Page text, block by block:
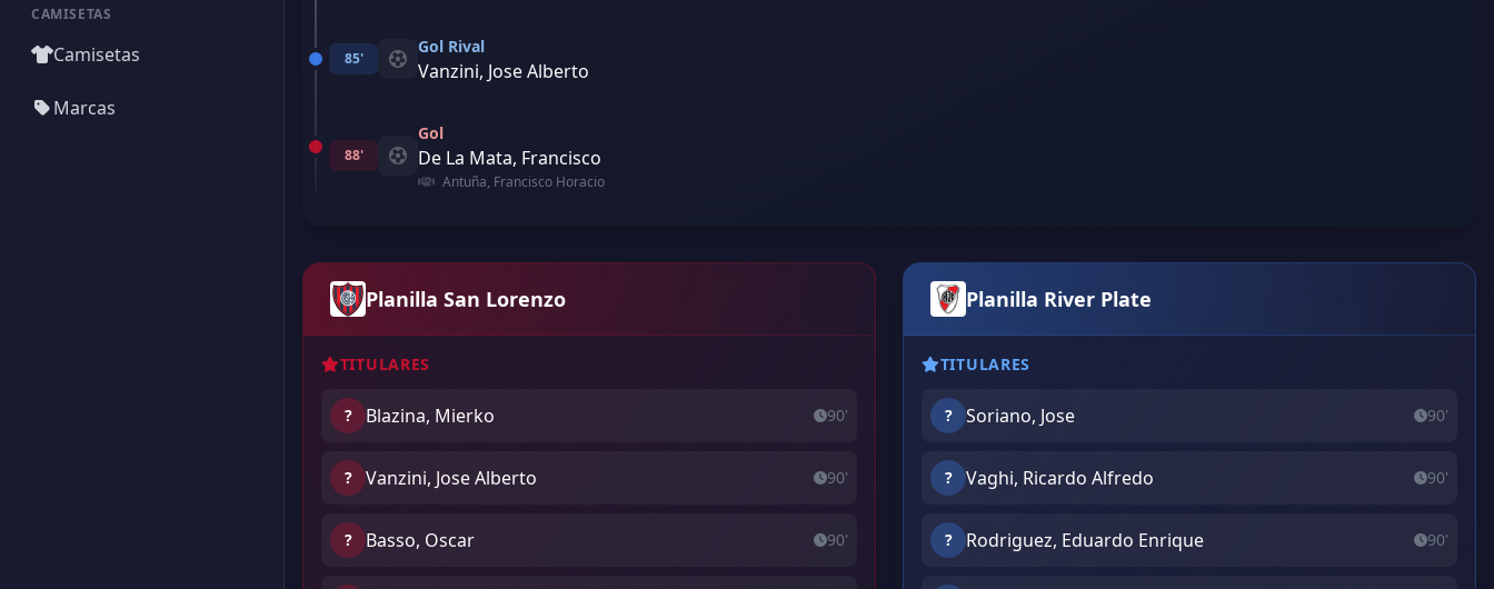
CAMISETAS
Camisetas
Marcas
85'
Gol Rival
Vanzini, Jose Alberto
88'
Gol
De La Mata, Francisco
Antuña, Francisco Horacio
Planilla San Lorenzo
TITULARES
? Blazina, Mierko 90'
? Vanzini, Jose Alberto 90'
? Basso, Oscar 90'
Planilla River Plate
TITULARES
? Soriano, Jose 90'
? Vaghi, Ricardo Alfredo 90'
? Rodriguez, Eduardo Enrique 90'